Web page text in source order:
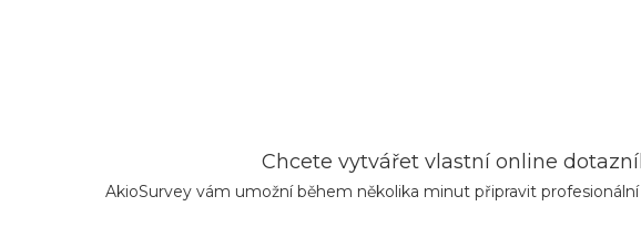
Chcete vytvářet vlastní online
AkioSurvey vám umožní během několika minut připravit